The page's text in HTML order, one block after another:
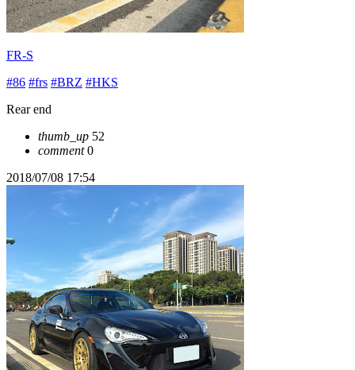
FR-S
#86 #frs #BRZ #HKS
Rear end
thumb_up 52
comment0
2018/07/08 17:54